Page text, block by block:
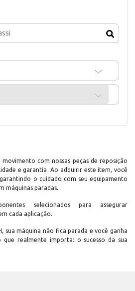
com nossas peças de reposição
e garantia. Ao adquirir este item, você
o cuidado com seu equipamento
máquinas paradas.
selecionados para assegurar
cada aplicação.
sua máquina não fica parada e você ganha
realmente importa: o sucesso da sua